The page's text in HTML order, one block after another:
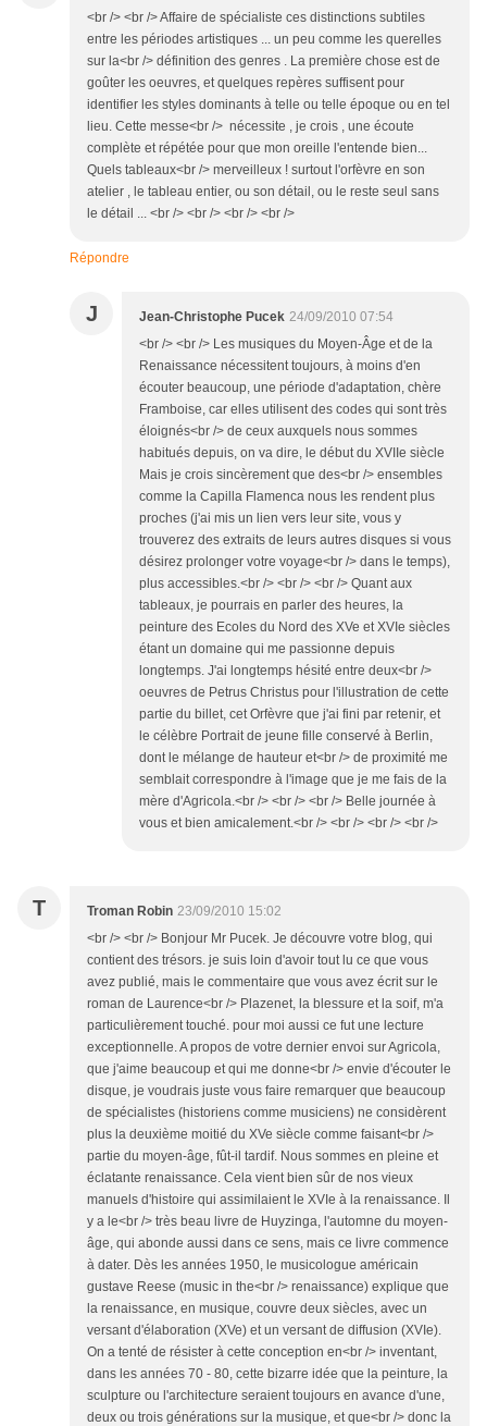
<br /> <br /> Affaire de spécialiste ces distinctions subtiles
entre les périodes artistiques ... un peu comme les querelles
sur la<br /> définition des genres . La première chose est de
goûter les oeuvres, et quelques repères suffisent pour
identifier les styles dominants à telle ou telle époque ou en tel
lieu. Cette messe<br /> nécessite , je crois , une écoute
complète et répétée pour que mon oreille l'entende bien...
Quels tableaux<br /> merveilleux ! surtout l'orfèvre en son
atelier , le tableau entier, ou son détail, ou le reste seul sans
le détail ... <br /> <br /> <br /> <br />
Répondre
J Jean-Christophe Pucek 24/09/2010 07:54
<br /> <br /> Les musiques du Moyen-Âge et de la
Renaissance nécessitent toujours, à moins d'en
écouter beaucoup, une période d'adaptation, chère
Framboise, car elles utilisent des codes qui sont très
éloignés<br /> de ceux auxquels nous sommes
habitués depuis, on va dire, le début du XVIIe siècle
Mais je crois sincèrement que des<br /> ensembles
comme la Capilla Flamenca nous les rendent plus
proches (j'ai mis un lien vers leur site, vous y
trouverez des extraits de leurs autres disques si vous
désirez prolonger votre voyage<br /> dans le temps),
plus accessibles.<br /> <br /> <br /> Quant aux
tableaux, je pourrais en parler des heures, la
peinture des Ecoles du Nord des XVe et XVIe siècles
étant un domaine qui me passionne depuis
longtemps. J'ai longtemps hésité entre deux<br />
oeuvres de Petrus Christus pour l'illustration de cette
partie du billet, cet Orfèvre que j'ai fini par retenir, et
le célèbre Portrait de jeune fille conservé à Berlin,
dont le mélange de hauteur et<br /> de proximité me
semblait correspondre à l'image que je me fais de la
mère d'Agricola.<br /> <br /> <br /> Belle journée à
vous et bien amicalement.<br /> <br /> <br /> <br />
T Troman Robin 23/09/2010 15:02
<br /> <br /> Bonjour Mr Pucek. Je découvre votre blog, qui
contient des trésors. je suis loin d'avoir tout lu ce que vous
avez publié, mais le commentaire que vous avez écrit sur le
roman de Laurence<br /> Plazenet, la blessure et la soif, m'a
particulièrement touché. pour moi aussi ce fut une lecture
exceptionnelle. A propos de votre dernier envoi sur Agricola,
que j'aime beaucoup et qui me donne<br /> envie d'écouter le
disque, je voudrais juste vous faire remarquer que beaucoup
de spécialistes (historiens comme musiciens) ne considèrent
plus la deuxième moitié du XVe siècle comme faisant<br />
partie du moyen-âge, fût-il tardif. Nous sommes en pleine et
éclatante renaissance. Cela vient bien sûr de nos vieux
manuels d'histoire qui assimilaient le XVIe à la renaissance. Il
y a le<br /> très beau livre de Huyzinga, l'automne du moyen-
âge, qui abonde aussi dans ce sens, mais ce livre commence
à dater. Dès les années 1950, le musicologue américain
gustave Reese (music in the<br /> renaissance) explique que
la renaissance, en musique, couvre deux siècles, avec un
versant d'élaboration (XVe) et un versant de diffusion (XVIe).
On a tenté de résister à cette conception en<br /> inventant,
dans les années 70 - 80, cette bizarre idée que la peinture, la
sculpture ou l'architecture seraient toujours en avance d'une,
deux ou trois générations sur la musique, et que<br /> donc la